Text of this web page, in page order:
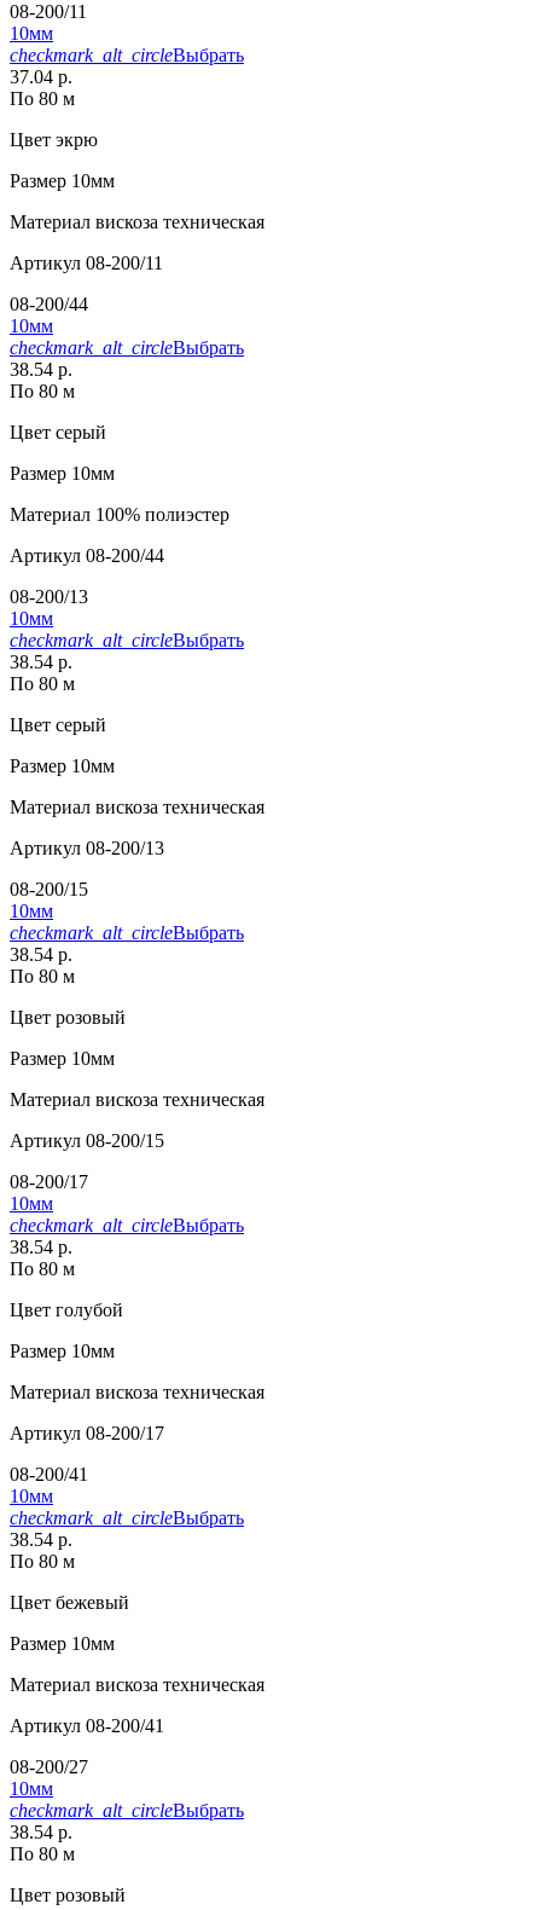
08-200/11
10мм
checkmark_alt_circleВыбрать
37.04 р.
По 80 м
Цвет экрю
Размер 10мм
Материал вискоза техническая
Артикул 08-200/11
08-200/44
10мм
checkmark_alt_circleВыбрать
38.54 р.
По 80 м
Цвет серый
Размер 10мм
Материал 100% полиэстер
Артикул 08-200/44
08-200/13
10мм
checkmark_alt_circleВыбрать
38.54 р.
По 80 м
Цвет серый
Размер 10мм
Материал вискоза техническая
Артикул 08-200/13
08-200/15
10мм
checkmark_alt_circleВыбрать
38.54 р.
По 80 м
Цвет розовый
Размер 10мм
Материал вискоза техническая
Артикул 08-200/15
08-200/17
10мм
checkmark_alt_circleВыбрать
38.54 р.
По 80 м
Цвет голубой
Размер 10мм
Материал вискоза техническая
Артикул 08-200/17
08-200/41
10мм
checkmark_alt_circleВыбрать
38.54 р.
По 80 м
Цвет бежевый
Размер 10мм
Материал вискоза техническая
Артикул 08-200/41
08-200/27
10мм
checkmark_alt_circleВыбрать
38.54 р.
По 80 м
Цвет розовый